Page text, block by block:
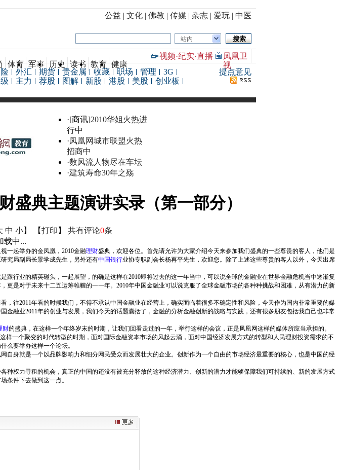
公益 | 文化 | 佛教 | 传媒 | 杂志 | 爱玩 | 中医
站内
体育 军事 历史 读书 教育 健康
视频·纪实·直播
凤凰卫
视
外汇 期货 贵金属 收藏 职场 管理
3G
主力 荐股 图解 新股 港股 美股
创业板
提点意见
·[商讯]2010华姐火热进
行中
·凤凰网城市联盟火热
招商中
·数风流人物尽在车坛
·建筑寿命30年之殇
盛典主题演讲实录（第一部分）
中 小】 【打印 】 共有评论0条
载中...
一起举办的金凤凰，2010金融理财盛典，欢迎各位。首先请允许为大家介绍今天来参加我们盛典的一些尊贵的客人，他们是
究局副局长景学成先生，另外还有中国银行业协专职副会长杨再平先生，欢迎您。除了上述这些尊贵的客人以外，今天出席
行业的精英碰头，一起展望，的确是这样在2010即将过去的这一年当中，可以说全球的金融业在世界金融危机当中逐渐复
是对于未来十二五运筹帷幄的一一年。2010年中国金融业可以说克服了全球金融市场的各种种挑战和困难，从有潜力的新
往2011年看的时候我们，不得不承认中国金融业在经营上，确实面临着很多不确定性和风险，今天作为国内非常重要的媒
融业2011年的创业与发展，我们今天的话题囊括了，金融的分析金融创新的战略与实践，还有很多朋友包括我自己也非常
财的盛典，在这样一个年终岁末的时期，让我们回看走过的一年，举行这样的会议，正是凤凰网这样的媒体所应当承担的。
一个聚变的时代转型的时期，面对国际金融资本市场的风起云涌，面对中国经济发展方式的转型和人民理财投资需求的不
么要举办这样一个论坛。
身就是一个以品牌影响力和细分网民受众而发展壮大的企业。创新作为一个自由的市场经济最重要的核心，也是中国的经
权力寻租的机会，真正的中国的还没有被充分释放的这种经济潜力、创新的潜力才能够保障我们可持续的、新的发展方式
条件下去做到这一点。